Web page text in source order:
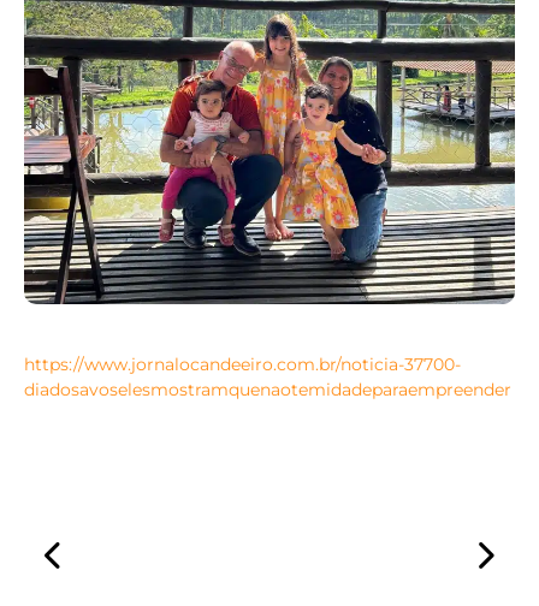
https://www.jornalocandeeiro.com.br/noticia-37700-
diadosavoselesmostramquenaotemidadeparaempreender